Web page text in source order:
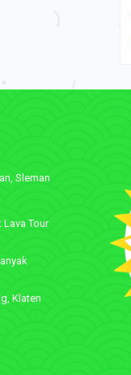
Sleman
Lava Tour
Klaten